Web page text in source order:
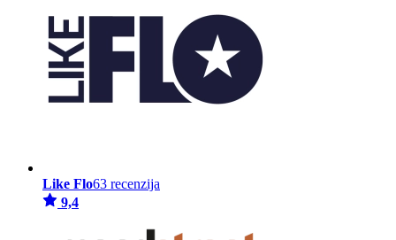
Like Flo63 recenzija
9,4